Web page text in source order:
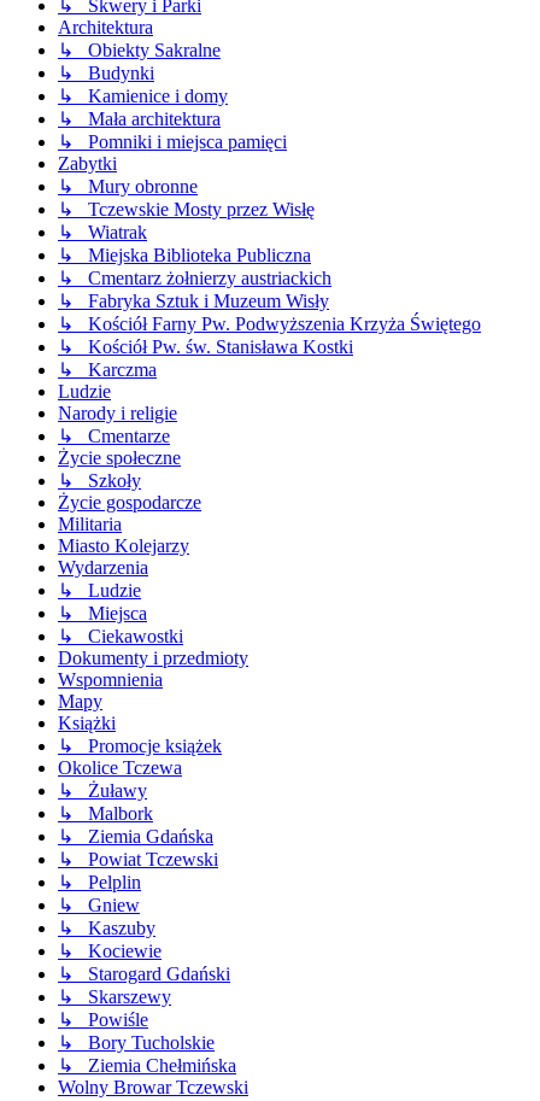
↳ Skwery i Parki
Architektura
↳ Obiekty Sakralne
↳ Budynki
↳ Kamienice i domy
↳ Mała architektura
↳ Pomniki i miejsca pamięci
Zabytki
↳ Mury obronne
↳ Tczewskie Mosty przez Wisłę
↳ Wiatrak
↳ Miejska Biblioteka Publiczna
↳ Cmentarz żołnierzy austriackich
↳ Fabryka Sztuk i Muzeum Wisły
↳ Kościół Farny Pw. Podwyższenia Krzyża Świętego
↳ Kościół Pw. św. Stanisława Kostki
↳ Karczma
Ludzie
Narody i religie
↳ Cmentarze
Życie społeczne
↳ Szkoły
Życie gospodarcze
Militaria
Miasto Kolejarzy
Wydarzenia
↳ Ludzie
↳ Miejsca
↳ Ciekawostki
Dokumenty i przedmioty
Wspomnienia
Mapy
Książki
↳ Promocje książek
Okolice Tczewa
↳ Żuławy
↳ Malbork
↳ Ziemia Gdańska
↳ Powiat Tczewski
↳ Pelplin
↳ Gniew
↳ Kaszuby
↳ Kociewie
↳ Starogard Gdański
↳ Skarszewy
↳ Powiśle
↳ Bory Tucholskie
↳ Ziemia Chełmińska
Wolny Browar Tczewski